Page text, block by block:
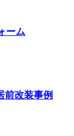
ーム
前改装事例